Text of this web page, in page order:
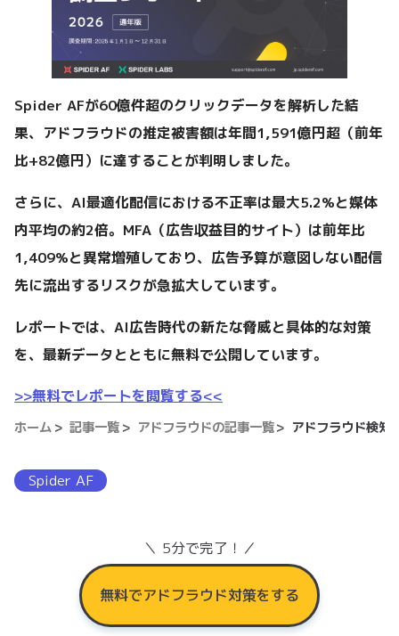
Spider AFが60億件超のクリックデータを解析した結
果、アドフラウドの推定被害額は年間1,591億円超（前年
比+82億円）に達することが判明しました。
さらに、AI最適化配信における不正率は最大5.2%と媒体
内平均の約2倍。MFA（広告収益目的サイト）は前年比
1,409%と異常増殖しており、広告予算が意図しない配信
先に流出するリスクが急拡大しています。
レポートでは、AI広告時代の新たな脅威と具体的な対策
を、最新データとともに無料で公開しています。
>>無料でレポートを閲覧する<<
ホーム 記事一覧 アドフラウドの記事一覧 アドフラウド検
Spider AF
＼ 5分で完了！／
無料でアドフラウド対策をする